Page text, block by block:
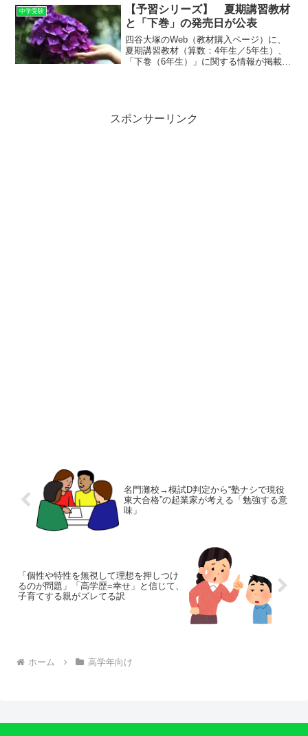
言で言えば、「カリキュラムの前倒し」
です。５年生の下巻ま...
中学受験
【予習シリーズ】 夏期講習教材
と「下巻」の発売日が公表
四谷大塚のWeb（教材購入ページ）に、
夏期講習教材（算数：4年生／5年生）、
「下巻（6年生）」に関する情報が掲載さ
スポンサーリンク
名門灘校→模試D判定から“塾ナシで現役
東大合格”の起業家が考える「勉強する意
味」
「個性や特性を無視して理想を押しつけ
るのが問題」「高学歴=幸せ」と信じて、
子育てする親がズレてる訳
ホーム 高学年向け